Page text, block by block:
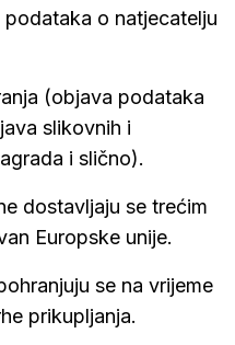
o natjecatelju
(objava podataka
slikovnih i
i slično).
dostavljaju se trećim
Europske unije.
se na vrijeme
prikupljanja.